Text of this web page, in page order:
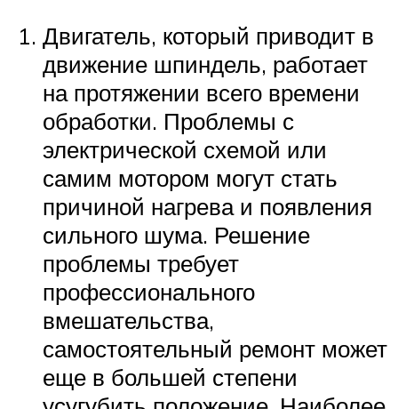
Двигатель, который приводит в
движение шпиндель, работает
на протяжении всего времени
обработки. Проблемы с
электрической схемой или
самим мотором могут стать
причиной нагрева и появления
сильного шума. Решение
проблемы требует
профессионального
вмешательства,
самостоятельный ремонт может
еще в большей степени